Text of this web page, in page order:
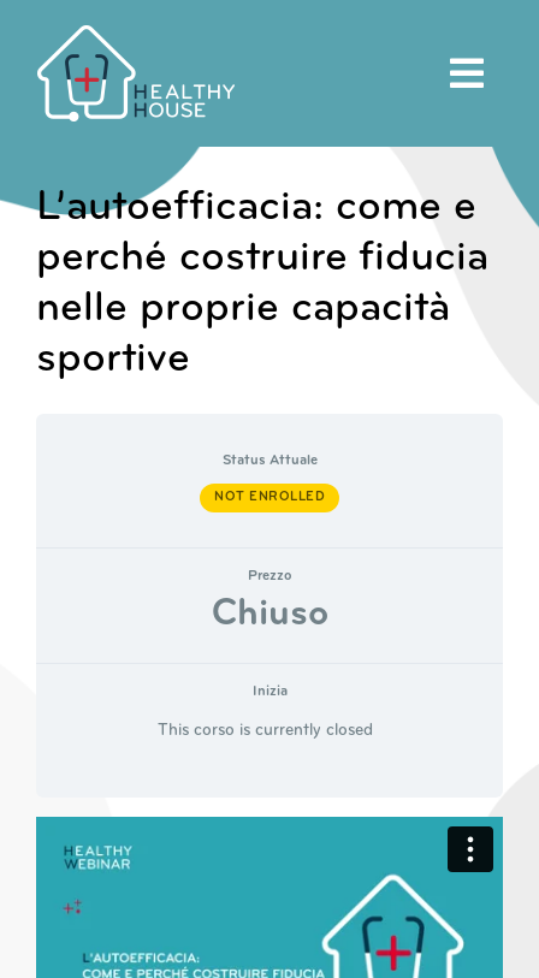
contenuto
L’autoefficacia: come e
perché costruire fiducia
nelle proprie capacità
sportive
Status Attuale
NOT ENROLLED
Prezzo
Chiuso
Inizia
This corso is currently closed